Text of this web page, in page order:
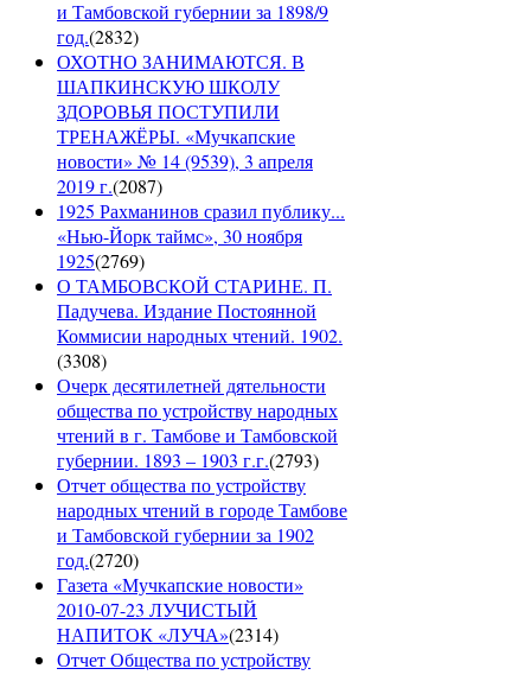
и Тамбовской губернии за 1898/9
год.(2832)
ОХОТНО ЗАНИМАЮТСЯ. В
ШАПКИНСКУЮ ШКОЛУ
ЗДОРОВЬЯ ПОСТУПИЛИ
ТРЕНАЖЁРЫ. «Мучкапские
новости» № 14 (9539), 3 апреля
2019 г.(2087)
1925 Рахманинов сразил публику...
«Нью-Йорк таймс», 30 ноября
1925(2769)
О ТАМБОВСКОЙ СТАРИНЕ. П.
Падучева. Издание Постоянной
Коммисии народных чтений. 1902.
(3308)
Очерк десятилетней дятельности
общества по устройству народных
чтений в г. Тамбове и Тамбовской
губернии. 1893 – 1903 г.г.(2793)
Отчет общества по устройству
народных чтений в городе Тамбове
и Тамбовской губернии за 1902
год.(2720)
Газета «Мучкапские новости»
2010-07-23 ЛУЧИСТЫЙ
НАПИТОК «ЛУЧА»(2314)
Отчет Общества по устройству